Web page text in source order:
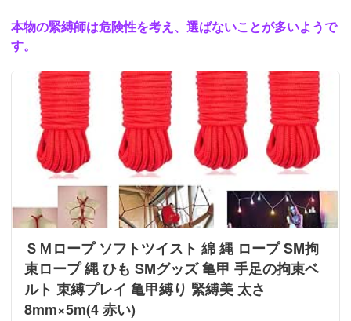
本物の緊縛師は危険性を考え、選ばないことが多いようで
す。
ＳＭロープ ソフトツイスト 綿 縄 ロープ SM拘
束ロープ 縄 ひも SMグッズ 亀甲 手足の拘束ベ
ルト 束縛プレイ 亀甲縛り 緊縛美 太さ
8mm×5m(4 赤い)